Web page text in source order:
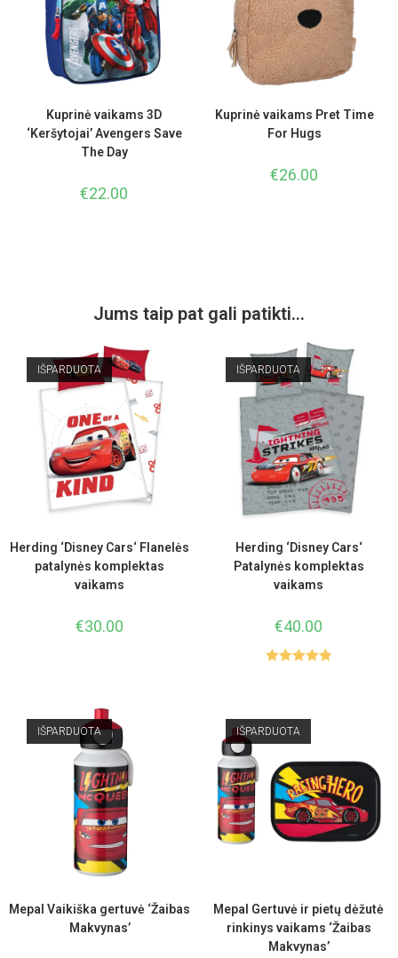
Kuprinė vaikams 3D
‘Keršytojai’ Avengers Save
The Day
€22.00
Kuprinė vaikams Pret Time
For Hugs
€26.00
Jums taip pat gali patikti…
IŠPARDUOTA
Herding ‘Disney Cars‘ Flanelės
patalynės komplektas
vaikams
€30.00
IŠPARDUOTA
Herding ‘Disney Cars‘
Patalynės komplektas
vaikams
€40.00
IŠPARDUOTA
Mepal Vaikiška gertuvė ‘Žaibas
Makvynas’
IŠPARDUOTA
Mepal Gertuvė ir pietų dėžutė
rinkinys vaikams ‘Žaibas
Makvynas’